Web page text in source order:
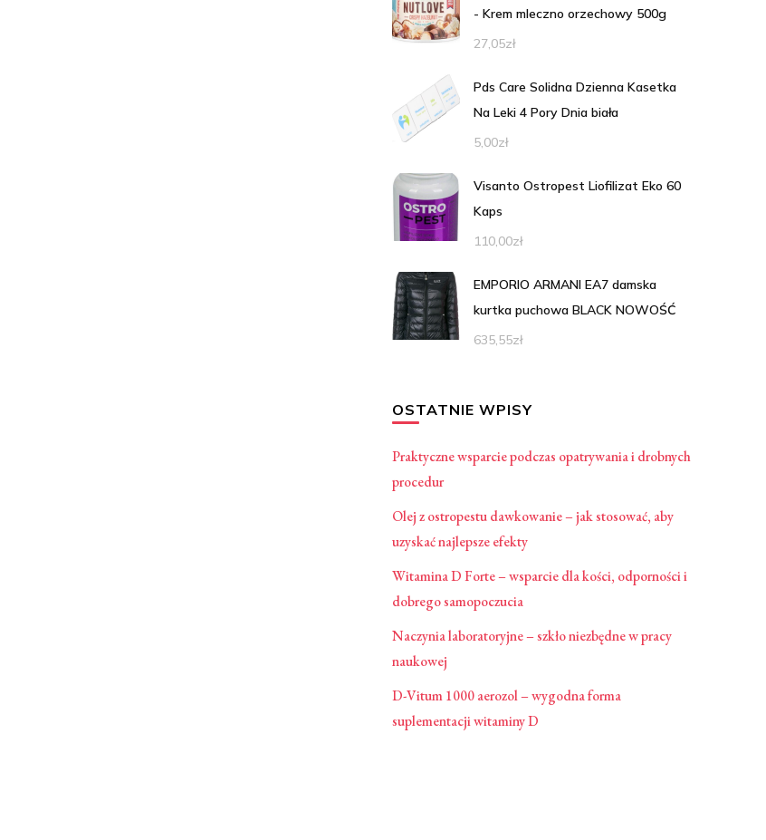
- Krem mleczno orzechowy 500g
27,05zł
Pds Care Solidna Dzienna Kasetka
Na Leki 4 Pory Dnia biała
5,00zł
Visanto Ostropest Liofilizat Eko 60
Kaps
110,00zł
EMPORIO ARMANI EA7 damska
kurtka puchowa BLACK NOWOŚĆ
635,55zł
OSTATNIE WPISY
Praktyczne wsparcie podczas opatrywania i drobnych
procedur
Olej z ostropestu dawkowanie – jak stosować, aby
uzyskać najlepsze efekty
Witamina D Forte – wsparcie dla kości, odporności i
dobrego samopoczucia
Naczynia laboratoryjne – szkło niezbędne w pracy
naukowej
D-Vitum 1000 aerozol – wygodna forma
suplementacji witaminy D